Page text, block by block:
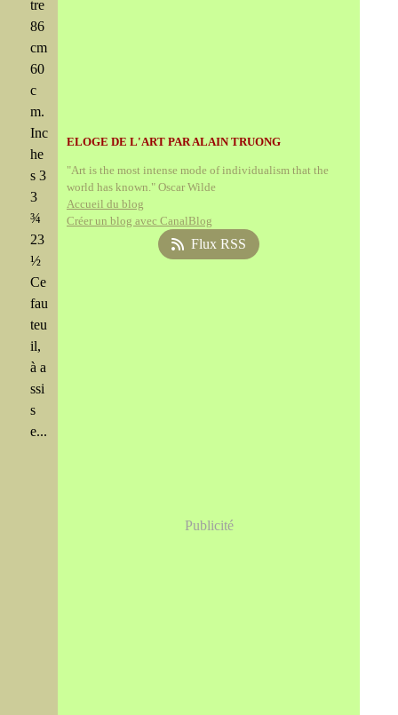
tre
86
cm
60
c
m.
Inc
he
s 3
3
¾
23
½
Ce
fau
teu
il,
à a
ssi
s
e...
ELOGE DE L'ART PAR ALAIN TRUONG
"Art is the most intense mode of individualism that the
world has known." Oscar Wilde
Accueil du blog
Créer un blog avec CanalBlog
Flux RSS
Publicité